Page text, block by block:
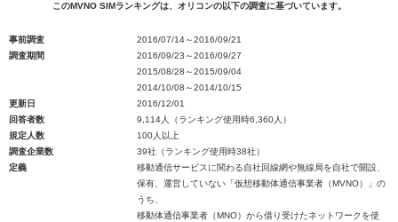
このMVNO SIMランキングは、オリコンの以下の調査に基づいています。
事前調査
2016/07/14～2016/09/21
調査期間
2016/09/23～2016/09/27
2015/08/28～2015/09/04
2014/10/08～2014/10/15
更新日
2016/12/01
回答者数
9,114人（ランキング使用時6,360人）
規定人数
100人以上
調査企業数
39社（ランキング使用時38社）
定義
移動通信サービスに関わる自社回線網や無線局を自社で開設、
保有、運営していない「仮想移動体通信事業者（MVNO）」の
うち、
移動体通信事業者（MNO）から借り受けたネットワークを使